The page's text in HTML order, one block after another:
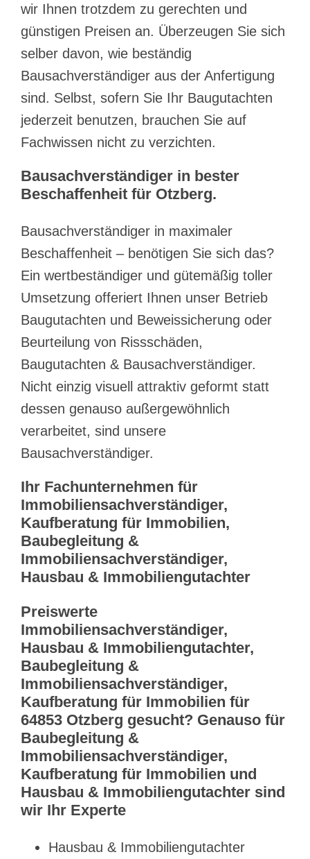
wir Ihnen trotzdem zu gerechten und
günstigen Preisen an. Überzeugen Sie sich
selber davon, wie beständig
Bausachverständiger aus der Anfertigung
sind. Selbst, sofern Sie Ihr Baugutachten
jederzeit benutzen, brauchen Sie auf
Fachwissen nicht zu verzichten.
Bausachverständiger in bester
Beschaffenheit für Otzberg.
Bausachverständiger in maximaler
Beschaffenheit – benötigen Sie sich das?
Ein wertbeständiger und gütemäßig toller
Umsetzung offeriert Ihnen unser Betrieb
Baugutachten und Beweissicherung oder
Beurteilung von Rissschäden,
Baugutachten & Bausachverständiger.
Nicht einzig visuell attraktiv geformt statt
dessen genauso außergewöhnlich
verarbeitet, sind unsere
Bausachverständiger.
Ihr Fachunternehmen für
Immobiliensachverständiger,
Kaufberatung für Immobilien,
Baubegleitung &
Immobiliensachverständiger,
Hausbau & Immobiliengutachter
Preiswerte
Immobiliensachverständiger,
Hausbau & Immobiliengutachter,
Baubegleitung &
Immobiliensachverständiger,
Kaufberatung für Immobilien für
64853 Otzberg gesucht? Genauso für
Baubegleitung &
Immobiliensachverständiger,
Kaufberatung für Immobilien und
Hausbau & Immobiliengutachter sind
wir Ihr Experte
Hausbau & Immobiliengutachter